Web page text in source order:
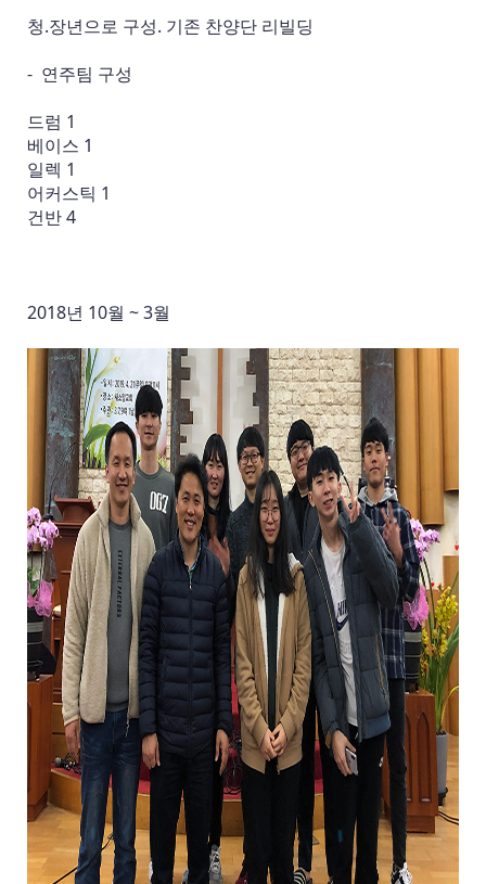
청.장년으로 구성. 기존 찬양단 리빌딩
- 연주팀 구성
드럼 1
베이스 1
일렉 1
어커스틱 1
건반 4
2018년 10월 ~ 3월